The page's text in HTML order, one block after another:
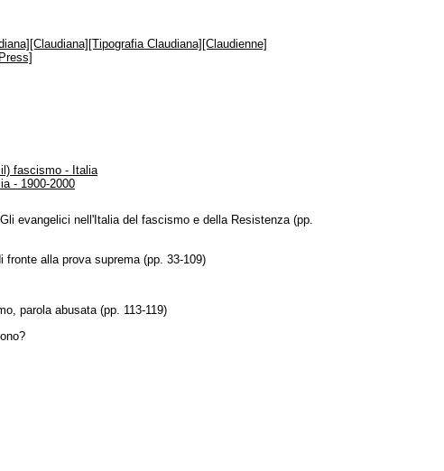
Claudiana][Claudienne]
fascismo - Italia
- 1900-2000
evangelici nell'Italia del fascismo e della Resistenza (pp.
alla prova suprema (pp. 33-109)
parola abusata (pp. 113-119)